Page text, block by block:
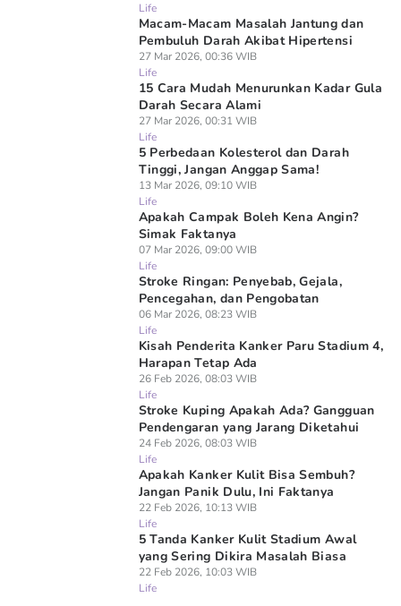
Life
Macam-Macam Masalah Jantung dan
Pembuluh Darah Akibat Hipertensi
27 Mar 2026, 00:36 WIB
Life
15 Cara Mudah Menurunkan Kadar Gula
Darah Secara Alami
27 Mar 2026, 00:31 WIB
Life
5 Perbedaan Kolesterol dan Darah
Tinggi, Jangan Anggap Sama!
13 Mar 2026, 09:10 WIB
Life
Apakah Campak Boleh Kena Angin?
Simak Faktanya
07 Mar 2026, 09:00 WIB
Life
Stroke Ringan: Penyebab, Gejala,
Pencegahan, dan Pengobatan
06 Mar 2026, 08:23 WIB
Life
Kisah Penderita Kanker Paru Stadium 4,
Harapan Tetap Ada
26 Feb 2026, 08:03 WIB
Life
Stroke Kuping Apakah Ada? Gangguan
Pendengaran yang Jarang Diketahui
24 Feb 2026, 08:03 WIB
Life
Apakah Kanker Kulit Bisa Sembuh?
Jangan Panik Dulu, Ini Faktanya
22 Feb 2026, 10:13 WIB
Life
5 Tanda Kanker Kulit Stadium Awal
yang Sering Dikira Masalah Biasa
22 Feb 2026, 10:03 WIB
Life